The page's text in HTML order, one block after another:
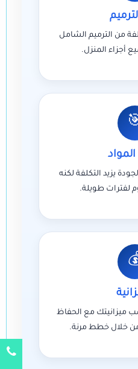
من الترميم الشامل
أجزاء المنزل.
يزيد التكلفة لكنه
لفترات طويلة.
ميزانيتك مع الحفاظ
من خلال خطط مرنة.